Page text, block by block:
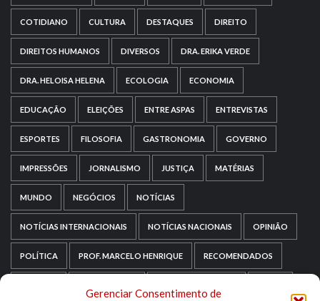
Gerenciar Consentimento de
COTIDIANO CULTURA DESTAQUES DIREITO
DIREITOS HUMANOS DIVERSOS DRA. ERIKA VERDE
DRA. HELOISA HELENA ECOLOGIA ECONOMIA
EDUCAÇÃO ELEIÇÕES ENTRE ASPAS ENTREVISTAS
ESPORTES FILOSOFIA GASTRONOMIA GOVERNO
IMPRESSÕES JORNALISMO JUSTIÇA MATÉRIAS
MUNDO NEGÓCIOS NOTÍCIAS
NOTÍCIAS INTERNACIONAIS NOTÍCIAS NACIONAIS OPINIÃO
POLÍTICA PROF. MARCELO HENRIQUE RECOMENDADOS